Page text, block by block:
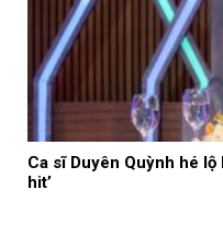
Ca sĩ Duyên Quỳnh hé lộ
hit’